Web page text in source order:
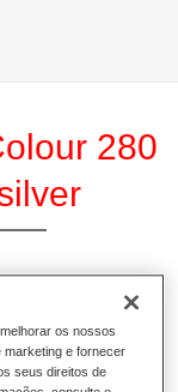
280
para utilização
285, um sistema
Está baseada
os nossos
e fornecer
seus direitos de